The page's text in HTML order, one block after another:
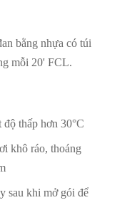
bằng nhựa có túi
mỗi 20' FCL.
thấp hơn 30°C
khô ráo, thoáng
sau khi mở gói để